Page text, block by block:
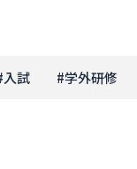
入試 #学外研修